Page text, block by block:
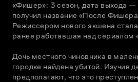
«Фишер»: 3 сезон, дата выхода
получил название «После
Режиссером нового экшена
ранее работавшая над сериалом
Дочь местного чиновника в
городке найдена убитой. Изучив
предполагают, что это